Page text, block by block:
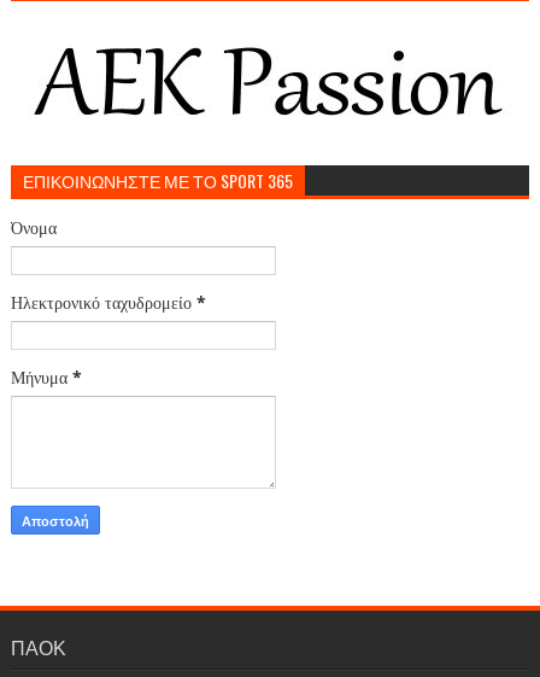
ΕΠΙΚΟΙΝΩΝΗΣΤΕ ΜΕ ΤΟ SPORT 365
Όνομα
Ηλεκτρονικό ταχυδρομείο *
Μήνυμα *
ΠΑΟΚ